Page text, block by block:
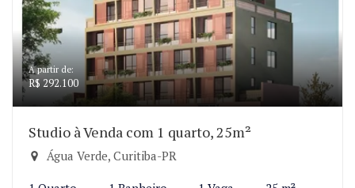
A partir de:
R$ 292.100
Studio à Venda com 1 quarto, 25m²
Água Verde, Curitiba-PR